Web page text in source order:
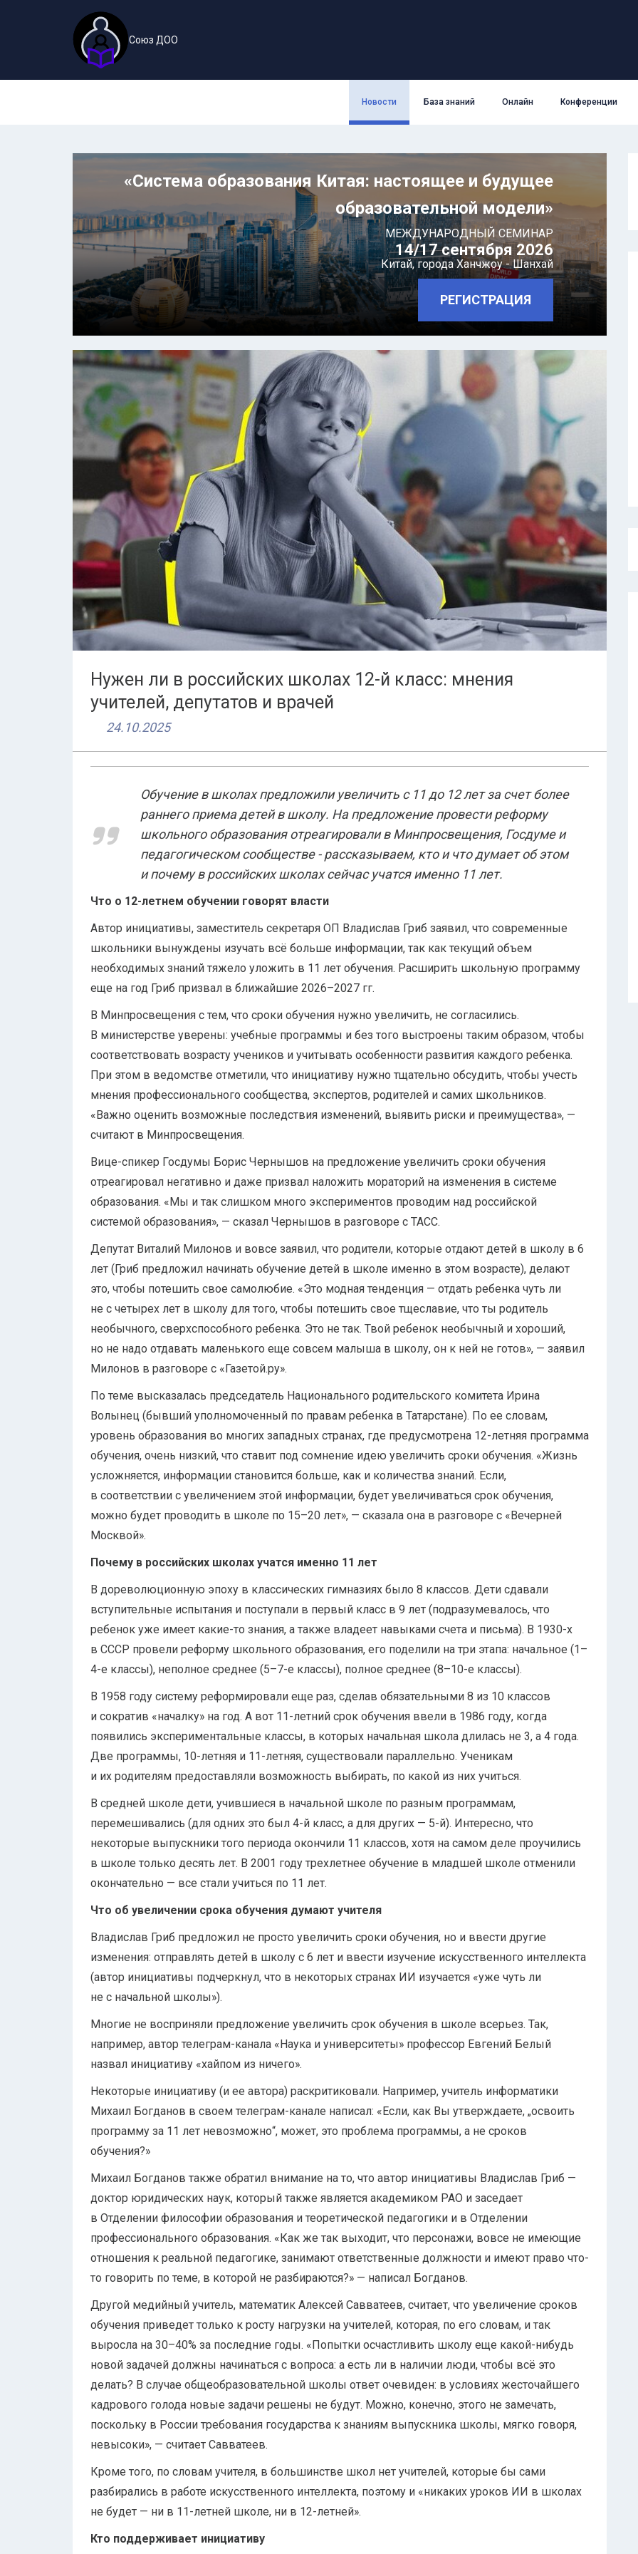
Союз ДОО
Новости База знаний Онлайн Конференции
«Система образования Китая: настоящее и будущее
образовательной модели»
МЕЖДУНАРОДНЫЙ СЕМИНАР
14/17 сентября 2026
Китай,города Ханчжоу - Шанхай
РЕГИСТРАЦИЯ
Нужен ли в российских школах 12-й класс: мнения
учителей, депутатов и врачей
24.10.2025
Обучение в школах предложили увеличить с 11 до 12 лет за счет более
раннего приема детей в школу. На предложение провести реформу
школьного образования отреагировали в Минпросвещения, Госдуме и
педагогическом сообществе - рассказываем, кто и что думает об этом
и почему в российских школах сейчас учатся именно 11 лет.
Что о 12-летнем обучении говорят власти
Автор инициативы, заместитель секретаря ОП Владислав Гриб заявил, что современные
школьники вынуждены изучать всё больше информации, так как текущий объем
необходимых знаний тяжело уложить в 11 лет обучения. Расширить школьную программу
еще на год Гриб призвал в ближайшие 2026–2027 гг.
В Минпросвещения с тем, что сроки обучения нужно увеличить, не согласились.
В министерстве уверены: учебные программы и без того выстроены таким образом, чтобы
соответствовать возрасту учеников и учитывать особенности развития каждого ребенка.
При этом в ведомстве отметили, что инициативу нужно тщательно обсудить, чтобы учесть
мнения профессионального сообщества, экспертов, родителей и самих школьников.
«Важно оценить возможные последствия изменений, выявить риски и преимущества», —
считают в Минпросвещения.
Вице-спикер Госдумы Борис Чернышов на предложение увеличить сроки обучения
отреагировал негативно и даже призвал наложить мораторий на изменения в системе
образования. «Мы и так слишком много экспериментов проводим над российской
системой образования», — сказал Чернышов в разговоре с ТАСС.
Депутат Виталий Милонов и вовсе заявил, что родители, которые отдают детей в школу в 6
лет (Гриб предложил начинать обучение детей в школе именно в этом возрасте), делают
это, чтобы потешить свое самолюбие. «Это модная тенденция — отдать ребенка чуть ли
не с четырех лет в школу для того, чтобы потешить свое тщеславие, что ты родитель
необычного, сверхспособного ребенка. Это не так. Твой ребенок необычный и хороший,
но не надо отдавать маленького еще совсем малыша в школу, он к ней не готов», — заявил
Милонов в разговоре с «Газетой.ру».
По теме высказалась председатель Национального родительского комитета Ирина
Волынец (бывший уполномоченный по правам ребенка в Татарстане). По ее словам,
уровень образования во многих западных странах, где предусмотрена 12-летняя программа
обучения, очень низкий, что ставит под сомнение идею увеличить сроки обучения. «Жизнь
усложняется, информации становится больше, как и количества знаний. Если,
в соответствии с увеличением этой информации, будет увеличиваться срок обучения,
можно будет проводить в школе по 15–20 лет», — сказала она в разговоре с «Вечерней
Москвой».
Почему в российских школах учатся именно 11 лет
В дореволюционную эпоху в классических гимназиях было 8 классов. Дети сдавали
вступительные испытания и поступали в первый класс в 9 лет (подразумевалось, что
ребенок уже имеет какие-то знания, а также владеет навыками счета и письма). В 1930-х
в СССР провели реформу школьного образования, его поделили на три этапа: начальное (1–
4-е классы), неполное среднее (5–7-е классы), полное среднее (8–10-е классы).
В 1958 году систему реформировали еще раз, сделав обязательными 8 из 10 классов
и сократив «началку» на год. А вот 11-летний срок обучения ввели в 1986 году, когда
появились экспериментальные классы, в которых начальная школа длилась не 3, а 4 года.
Две программы, 10-летняя и 11-летняя, существовали параллельно. Ученикам
и их родителям предоставляли возможность выбирать, по какой из них учиться.
В средней школе дети, учившиеся в начальной школе по разным программам,
перемешивались (для одних это был 4-й класс, а для других — 5-й). Интересно, что
некоторые выпускники того периода окончили 11 классов, хотя на самом деле проучились
в школе только десять лет. В 2001 году трехлетнее обучение в младшей школе отменили
окончательно — все стали учиться по 11 лет.
Что об увеличении срока обучения думают учителя
Владислав Гриб предложил не просто увеличить сроки обучения, но и ввести другие
изменения: отправлять детей в школу с 6 лет и ввести изучение искусственного интеллекта
(автор инициативы подчеркнул, что в некоторых странах ИИ изучается «уже чуть ли
не с начальной школы»).
Многие не восприняли предложение увеличить срок обучения в школе всерьез. Так,
например, автор телеграм-канала «Наука и университеты» профессор Евгений Белый
назвал инициативу «хайпом из ничего».
Некоторые инициативу (и ее автора) раскритиковали. Например, учитель информатики
Михаил Богданов в своем телеграм-канале написал: «Если, как Вы утверждаете, „освоить
программу за 11 лет невозможно“, может, это проблема программы, а не сроков
обучения?»
Михаил Богданов также обратил внимание на то, что автор инициативы Владислав Гриб —
доктор юридических наук, который также является академиком РАО и заседает
в Отделении философии образования и теоретической педагогики и в Отделении
профессионального образования. «Как же так выходит, что персонажи, вовсе не имеющие
отношения к реальной педагогике, занимают ответственные должности и имеют право что-
то говорить по теме, в которой не разбираются?» — написал Богданов.
Другой медийный учитель, математик Алексей Савватеев, считает, что увеличение сроков
обучения приведет только к росту нагрузки на учителей, которая, по его словам, и так
выросла на 30–40% за последние годы. «Попытки осчастливить школу еще какой-нибудь
новой задачей должны начинаться с вопроса: а есть ли в наличии люди, чтобы всё это
делать? В случае общеобразовательной школы ответ очевиден: в условиях жесточайшего
кадрового голода новые задачи решены не будут. Можно, конечно, этого не замечать,
поскольку в России требования государства к знаниям выпускника школы, мягко говоря,
невысоки», — считает Савватеев.
Кроме того, по словам учителя, в большинстве школ нет учителей, которые бы сами
разбирались в работе искусственного интеллекта, поэтому и «никаких уроков ИИ в школах
не будет — ни в 11-летней школе, ни в 12-летней».
Кто поддерживает инициативу